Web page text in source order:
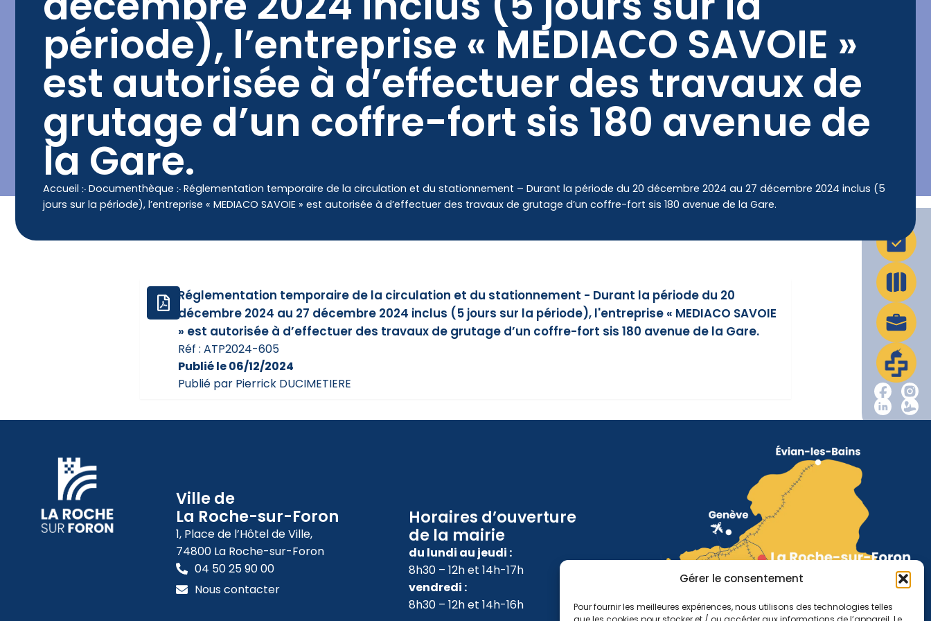
Gérer le consentement
Pour fournir les meilleures expériences, nous utilisons des technologies telles
principal
Contact 04 50 25 90 00
Mes démarches La Ville en action Infos pratiques
période), l’entreprise « MEDIACO SAVOIE »
est autorisée à d’effectuer des travaux de
grutage d’un coffre-fort sis 180 avenue de
la Gare.
Accueil ჻ Documenthèque ჻ Réglementation temporaire de la circulation et du stationnement – Durant la période du 20 décembre 2024 au 27 décembre 2024 inclus (5
jours sur la période), l’entreprise « MEDIACO SAVOIE » est autorisée à d’effectuer des travaux de grutage d’un coffre-fort sis 180 avenue de la Gare.
Réglementation temporaire de la circulation et du stationnement - Durant la période du 20
décembre 2024 au 27 décembre 2024 inclus (5 jours sur la période), l'entreprise « MEDIACO SAVOIE
» est autorisée à d’effectuer des travaux de grutage d’un coffre-fort sis 180 avenue de la Gare.
Réf : ATP2024-605
Publié le 06/12/2024
Publié par Pierrick DUCIMETIERE
Ville de
La Roche-sur-Foron
1, Place de l’Hôtel de Ville,
74800 La Roche-sur-Foron
04 50 25 90 00
Nous contacter
Horaires d’ouverture
de la mairie
du lundi au jeudi :
8h30 – 12h et 14h-17h
vendredi :
8h30 – 12h et 14h-16h